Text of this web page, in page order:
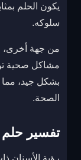
يكون الحلم
سلوكه.
من جهة أخرى،
مشاكل صحية
بشكل جيد، مما
الصحة.
تفسير حلم
رؤية الأسنان